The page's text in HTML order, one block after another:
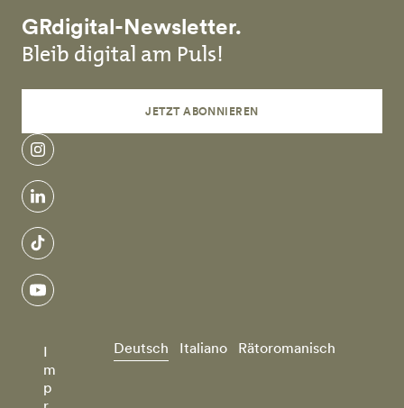
GRdigital-Newsletter.
Bleib digital am Puls!
JETZT ABONNIEREN
instagram
linkedin
tiktok
youtube
I
m
p
Deutsch Italiano Rätoromanisch